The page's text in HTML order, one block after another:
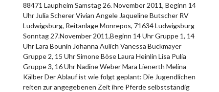
88471 Laupheim Samstag 26. November 2011, Beginn 14
Uhr Julia Scherer Vivian Angele Jaqueline Butscher RV
Ludwigsburg, Reitanlage Monrepos, 71634 Ludwigsburg
Sonntag 27.November 2011,Beginn 14 Uhr Gruppe 1, 14
Uhr Lara Bounin Johanna Aulich Vanessa Buckmayer
Gruppe 2, 15 Uhr Simone Böse Laura Heinlin Lisa Pulia
Gruppe 3, 16 Uhr Nadine Weber Mara Lienerth Melina
Kälber Der Ablauf ist wie folgt geplant: Die Jugendlichen
reiten zur angegebenen Zeit ihre Pferde selbstständig